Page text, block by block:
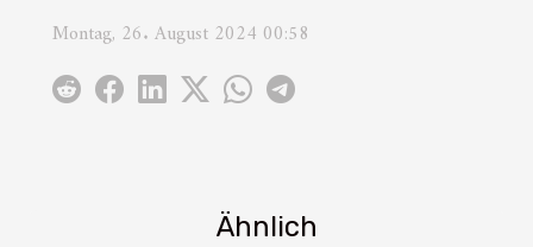
Ähnlich
Montag, 26. August 2024 00:58